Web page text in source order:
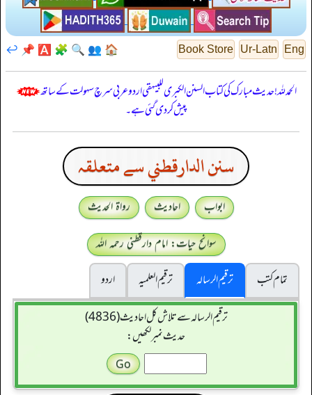
Eng
Ur-Latn
Book Store
🏠
👥
🔍
🧩
🅰️
📌
↩️
الحمدللہ! حدیث مبارک کی کتاب السنن الكبرى للبيهقي اردو عربی سرچ سہولت کے ساتھ
پیش کر دی گئی ہے۔
سنن الدارقطني سے متعلقہ
ابواب احادیث
رواۃ الحدیث
سوانح حیات: امام دارقطنی رحمہ اللہ
تمام کتب
ترقیم الرسالہ ترقیم العلمیہ
اردو
ترقیم الرسالہ سے تلاش کل احادیث (4836)
حدیث نمبر لکھیں: